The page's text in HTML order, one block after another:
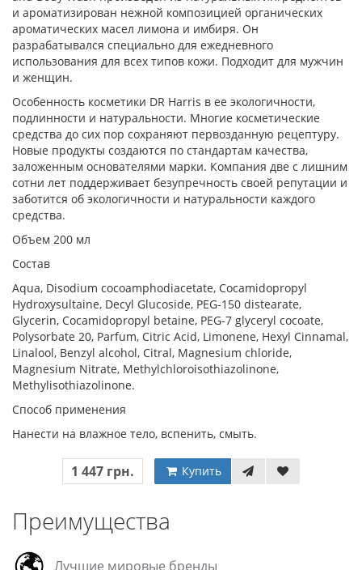
и ароматизирован нежной композицией органических
ароматических масел лимона и имбиря. Он
разрабатывался специально для ежедневного
использования для всех типов кожи. Подходит для мужчин
и женщин.
Особенность косметики DR Harris в ее экологичности,
подлинности и натуральности. Многие косметические
средства до сих пор сохраняют первозданную рецептуру.
Новые продукты создаются по стандартам качества,
заложенным основателями марки. Компания две с лишним
сотни лет поддерживает безупречность своей репутации и
заботится об экологичности и натуральности каждого
средства.
Объем 200 мл
Состав
Aqua, Disodium cocoamphodiacetate, Cocamidopropyl
Hydroxysultaine, Decyl Glucoside, PEG-150 distearate,
Glycerin, Cocamidopropyl betaine, PEG-7 glyceryl cocoate,
Polysorbate 20, Parfum, Citric Acid, Limonene, Hexyl Cinnamal,
Linalool, Benzyl alcohol, Citral, Magnesium chloride,
Magnesium Nitrate, Methylchloroisothiazolinone,
Methylisothiazolinone.
Способ применения
Нанести на влажное тело, вспенить, смыть.
1 447 грн. Купить
Преимущества
Лучшие мировые бренды